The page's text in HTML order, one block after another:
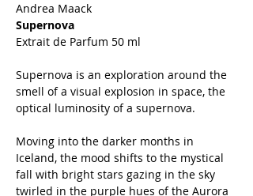
Andrea Maack
Supernova
Extrait de Parfum 50 ml
Supernova is an exploration around the
smell of a visual explosion in space, the
optical luminosity of a supernova.
Moving into the darker months in
Iceland, the mood shifts to the mystical
fall with bright stars gazing in the sky
twirled in the purple hues of the Aurora